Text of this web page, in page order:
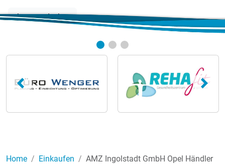
Jetzt entdecken
Home Einkaufen AMZ Ingolstadt GmbH Opel Händler